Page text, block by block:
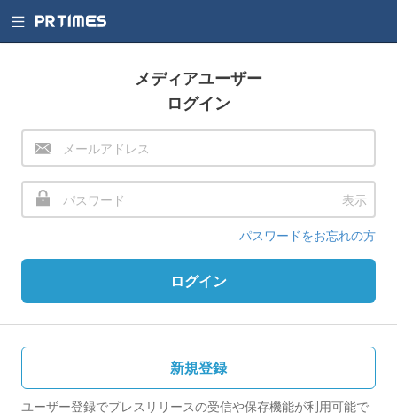
メディアユーザー
ログイン
表示
パスワードをお忘れの方
ログイン
新規登録
ユーザー登録でプレスリリースの受信や保存機能が利用可能で